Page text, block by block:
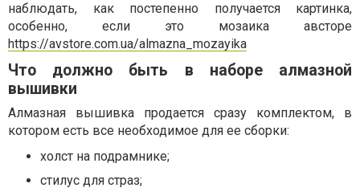
наблюдать, как постепенно получается картинка,
особенно, если это мозаика австоре
https://avstore.com.ua/almazna_mozayika
Что должно быть в наборе алмазной
вышивки
Алмазная вышивка продается сразу комплектом, в
котором есть все необходимое для ее сборки:
холст на подрамнике;
стилус для страз;